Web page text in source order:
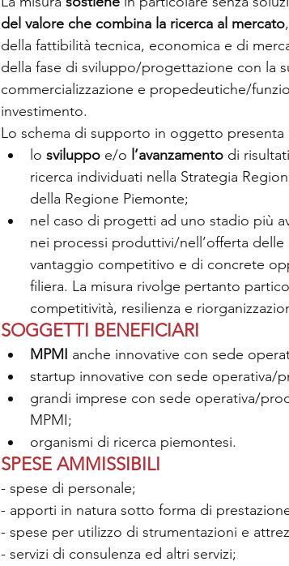
del valore che combina la ricerca al mercato
della fattibilità tecnica, economica e di
della fase di sviluppo/progettazione con la
commercializzazione e propedeutiche/
investimento.
Lo schema di supporto in oggetto
lo sviluppo e/o l’avanzamento di
ricerca individuati nella Strategia
della Regione Piemonte;
nel caso di progetti ad uno stadio più
nei processi produttivi/nell’offerta
vantaggio competitivo e di concrete
filiera. La misura rivolge pertanto
competitività, resilienza e
SOGGETTI BENEFICIARI
MPMI anche innovative con sede
startup innovative con sede operativa/
grandi imprese con sede operativa/
MPMI;
organismi di ricerca piemontesi.
SPESE AMMISSIBILI
- spese di personale;
- apporti in natura sotto forma di
- spese per utilizzo di strumentazioni e
- servizi di consulenza ed altri servizi;